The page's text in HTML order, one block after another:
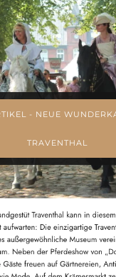
- NEUE
TRAVENTHAL